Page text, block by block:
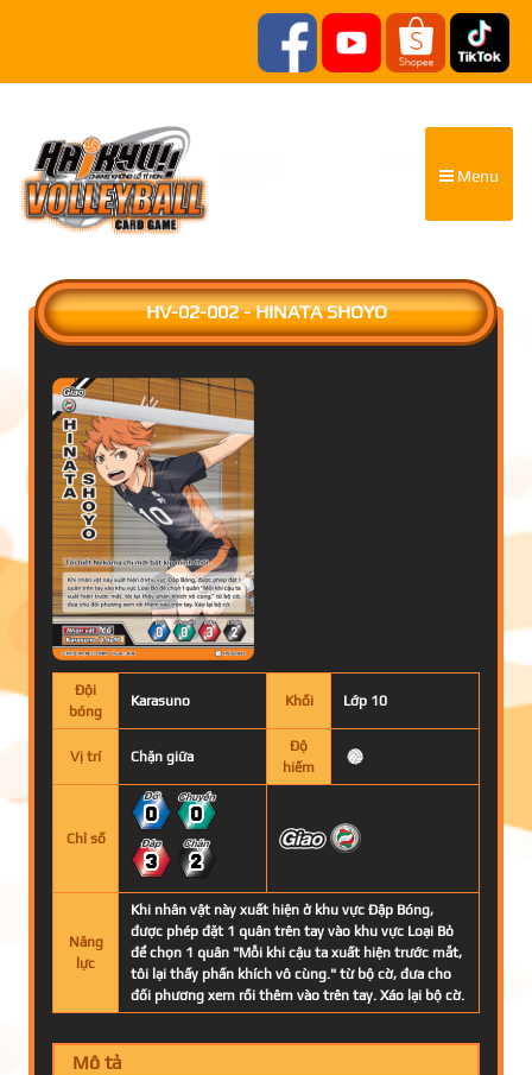
Menu
HV-02-002 - HINATA SHOYO
Đội
bóng
Karasuno Khối Lớp 10
Vị trí Chặn giữa
Độ
hiếm
Chỉ số
0 0
3 2
Năng
lực
Khi nhân vật này xuất hiện ở khu vực Đập Bóng,
được phép đặt 1 quân trên tay vào khu vực Loại Bỏ
để chọn 1 quân "Mỗi khi cậu ta xuất hiện trước mắt,
tôi lại thấy phấn khích vô cùng." từ bộ cờ, đưa cho
đối phương xem rồi thêm vào trên tay. Xáo lại bộ cờ.
Mô tả